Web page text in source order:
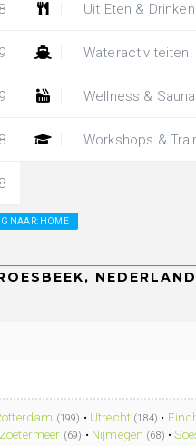
8
9
Uit Eten & Drinken
Wateractiviteiten
Wellness & Sauna
Workshops &
NAAR: HOME
(199) • Utrecht (184) •
Zoetermeer (69) • Nijmegen (68) •